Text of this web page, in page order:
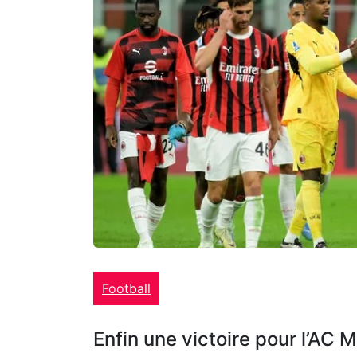
Football
Enfin une victoire pour l’AC